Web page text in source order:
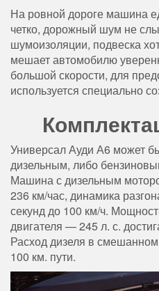
На ровной дороге машина
четко, дорожный шум не
шумоизоляции, подвеска
мешает автомобилю
большой скорости, для
используется специально
Универсал Ауди А6 может
дизельным, либо
Машина с дизельным
236 км/час, динамика
секунд до 100 км/ч.
двигателя — 245 л. с.
Расход дизеля в
100 км. пути.